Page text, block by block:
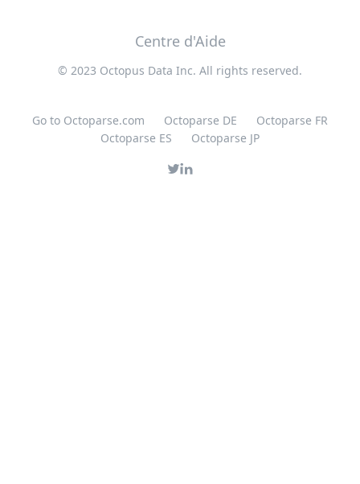
Centre d'Aide
© 2023 Octopus Data Inc. All rights reserved.
Go to Octoparse.com Octoparse DE
Octoparse FR
Octoparse ES
Octoparse JP